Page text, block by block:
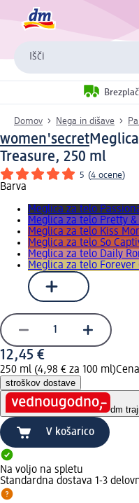
Išči
Domov Nega in dišave
women'secret
Treasure, 250 ml
5 (4 ocene)
Barva
Meglica za telo
Meglica za telo Pretty &
Meglica za telo Kiss
Meglica za telo So
Meglica za telo Daily
Meglica za telo Forever
12,45 €
250 ml (4,98 € za 100 ml)
stroškov dostave
dm
V košarico
Na voljo na spletu
Standardna dostava 1-3